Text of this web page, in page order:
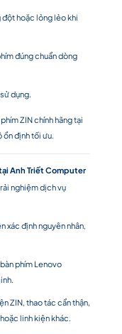
đột hoặc lỏng lẻo khi
đúng chuẩn dòng
dụng.
ZIN chính hãng tại
ổn định tối ưu.
Anh Triết Computer
nghiệm dịch vụ
xác định nguyên nhân,
phím Lenovo
ZIN, thao tác cẩn thận,
linh kiện khác.